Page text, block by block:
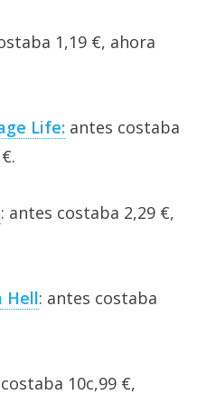
1,19 €, ahora
Life: antes costaba
: antes costaba 2,29 €,
Hell: antes costaba
10c,99 €,